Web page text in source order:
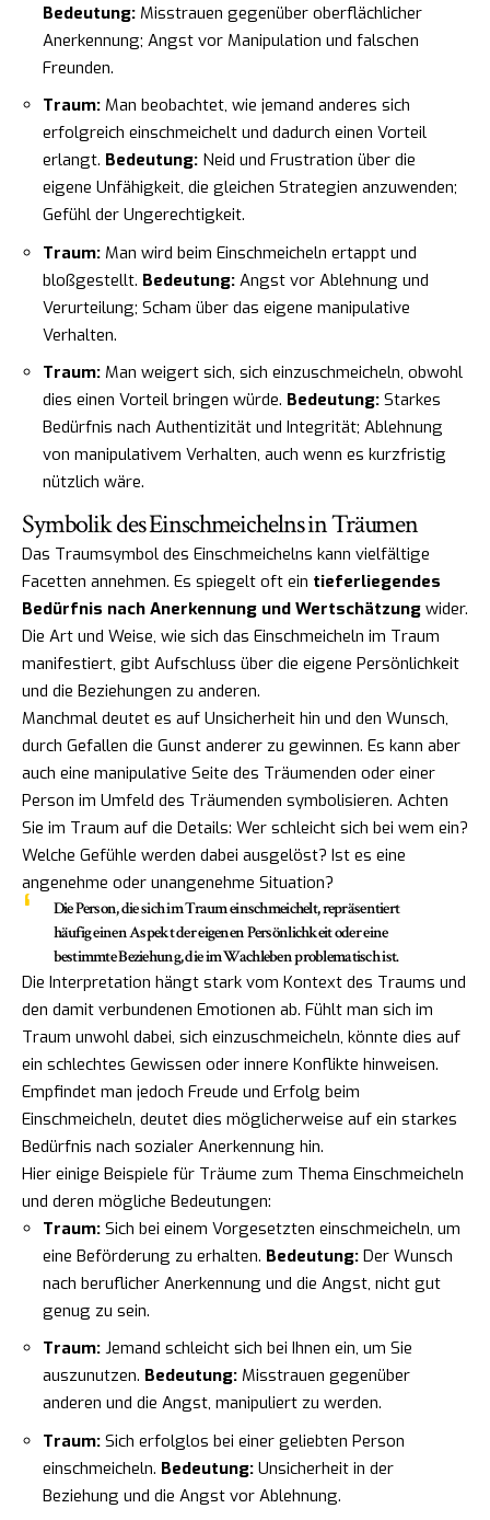
Bedeutung: Misstrauen gegenüber oberflächlicher
Anerkennung; Angst vor Manipulation und falschen
Freunden.
Traum: Man beobachtet, wie jemand anderes sich
erfolgreich einschmeichelt und dadurch einen Vorteil
erlangt. Bedeutung: Neid und Frustration über die
eigene Unfähigkeit, die gleichen Strategien anzuwenden;
Gefühl der Ungerechtigkeit.
Traum: Man wird beim Einschmeicheln ertappt und
bloßgestellt. Bedeutung: Angst vor Ablehnung und
Verurteilung; Scham über das eigene manipulative
Verhalten.
Traum: Man weigert sich, sich einzuschmeicheln, obwohl
dies einen Vorteil bringen würde. Bedeutung: Starkes
Bedürfnis nach Authentizität und Integrität; Ablehnung
von manipulativem Verhalten, auch wenn es kurzfristig
nützlich wäre.
Symbolik des Einschmeichelns in Träumen
Das Traumsymbol des Einschmeichelns kann vielfältige
Facetten annehmen. Es spiegelt oft ein tieferliegendes
Bedürfnis nach Anerkennung und Wertschätzung wider.
Die Art und Weise, wie sich das Einschmeicheln im Traum
manifestiert, gibt Aufschluss über die eigene Persönlichkeit
und die Beziehungen zu anderen.
Manchmal deutet es auf Unsicherheit hin und den Wunsch,
durch Gefallen die Gunst anderer zu gewinnen. Es kann aber
auch eine manipulative Seite des Träumenden oder einer
Person im Umfeld des Träumenden symbolisieren. Achten
Sie im Traum auf die Details: Wer schleicht sich bei wem ein?
Welche Gefühle werden dabei ausgelöst? Ist es eine
angenehme oder unangenehme Situation?
Die Person, die sich im Traum einschmeichelt, repräsentiert
häufig einen Aspekt der eigenen Persönlichkeit oder eine
bestimmte Beziehung, die im Wachleben problematisch ist.
Die Interpretation hängt stark vom Kontext des Traums und
den damit verbundenen Emotionen ab. Fühlt man sich im
Traum unwohl dabei, sich einzuschmeicheln, könnte dies auf
ein schlechtes Gewissen oder innere Konflikte hinweisen.
Empfindet man jedoch Freude und Erfolg beim
Einschmeicheln, deutet dies möglicherweise auf ein starkes
Bedürfnis nach sozialer Anerkennung hin.
Hier einige Beispiele für Träume zum Thema Einschmeicheln
und deren mögliche Bedeutungen:
Traum: Sich bei einem Vorgesetzten einschmeicheln, um
eine Beförderung zu erhalten. Bedeutung: Der Wunsch
nach beruflicher Anerkennung und die Angst, nicht gut
genug zu sein.
Traum: Jemand schleicht sich bei Ihnen ein, um Sie
auszunutzen. Bedeutung: Misstrauen gegenüber
anderen und die Angst, manipuliert zu werden.
Traum: Sich erfolglos bei einer geliebten Person
einschmeicheln. Bedeutung: Unsicherheit in der
Beziehung und die Angst vor Ablehnung.